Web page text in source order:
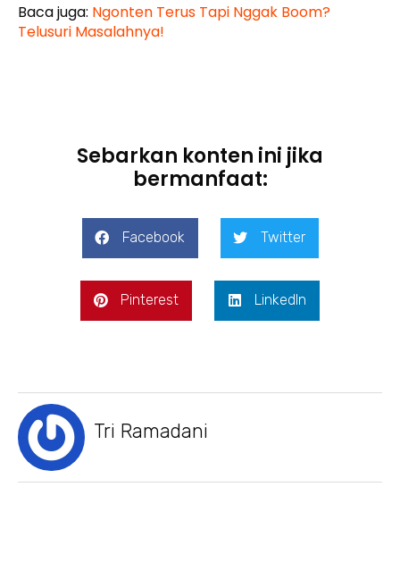
Baca juga: Ngonten Terus Tapi Nggak Boom?
Telusuri Masalahnya!
Sebarkan konten ini jika
bermanfaat:
Facebook Twitter
Pinterest LinkedIn
Tri Ramadani